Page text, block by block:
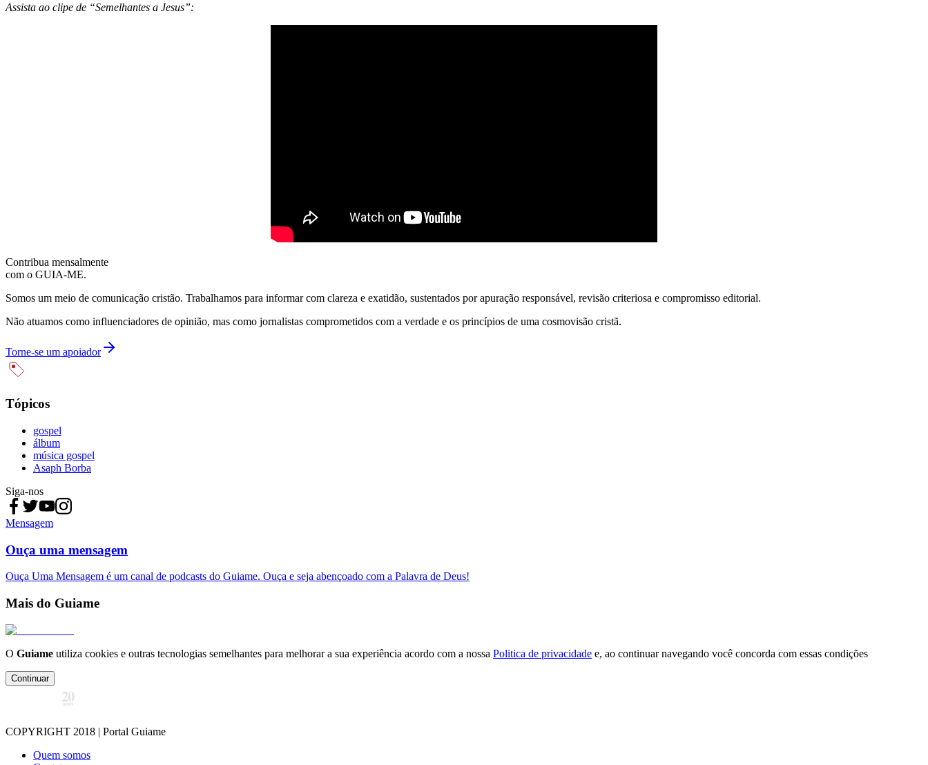
Assista ao clipe de “Semelhantes a Jesus”:
Contribua mensalmente
com o GUIA-ME.
Somos um meio de comunicação cristão. Trabalhamos para informar com clareza e exatidão, sustentados por apuração responsável, revisão criteriosa e compromisso editorial.
Não atuamos como influenciadores de opinião, mas como jornalistas comprometidos com a verdade e os princípios de uma cosmovisão cristã.
Torne-se um apoiador
Tópicos
gospel
álbum
música gospel
Asaph Borba
Siga-nos
Mensagem
Ouça uma mensagem
Ouça Uma Mensagem é um canal de podcasts do Guiame. Ouça e seja abençoado com a Palavra de Deus!
Mais do Guiame
O Guiame utiliza cookies e outras tecnologias semelhantes para melhorar a sua experiência acordo com a nossa Politica de privacidade e, ao continuar navegando você concorda com essas condições
Continuar
COPYRIGHT 2018 | Portal Guiame
Quem somos